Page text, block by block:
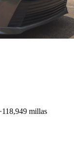
118,949 millas